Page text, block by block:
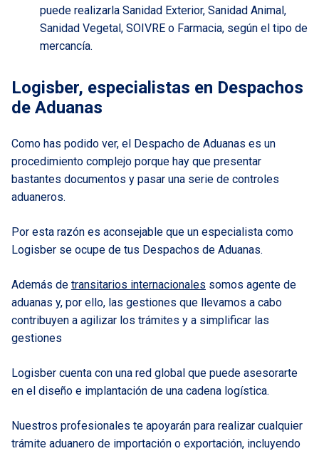
puede realizarla Sanidad Exterior, Sanidad Animal,
Sanidad Vegetal, SOIVRE o Farmacia, según el tipo de
mercancía.
Logisber, especialistas en Despachos
de Aduanas
Como has podido ver, el Despacho de Aduanas es un
procedimiento complejo porque hay que presentar
bastantes documentos y pasar una serie de controles
aduaneros.
Por esta razón es aconsejable que un especialista como
Logisber se ocupe de tus Despachos de Aduanas.
Además de transitarios internacionales somos agente de
aduanas y, por ello, las gestiones que llevamos a cabo
contribuyen a agilizar los trámites y a simplificar las
gestiones
Logisber cuenta con una red global que puede asesorarte
en el diseño e implantación de una cadena logística.
Nuestros profesionales te apoyarán para realizar cualquier
trámite aduanero de importación o exportación, incluyendo